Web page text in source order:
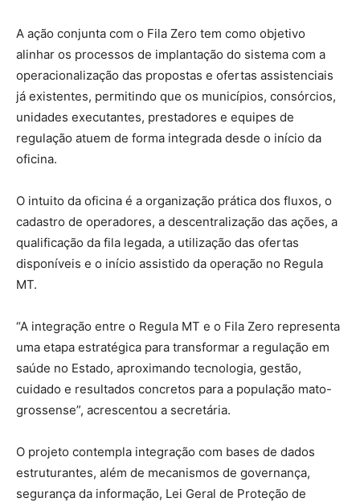
A ação conjunta com o Fila Zero tem como objetivo
alinhar os processos de implantação do sistema com a
operacionalização das propostas e ofertas assistenciais
já existentes, permitindo que os municípios, consórcios,
unidades executantes, prestadores e equipes de
regulação atuem de forma integrada desde o início da
oficina.
O intuito da oficina é a organização prática dos fluxos, o
cadastro de operadores, a descentralização das ações, a
qualificação da fila legada, a utilização das ofertas
disponíveis e o início assistido da operação no Regula
MT.
“A integração entre o Regula MT e o Fila Zero representa
uma etapa estratégica para transformar a regulação em
saúde no Estado, aproximando tecnologia, gestão,
cuidado e resultados concretos para a população mato-
grossense”, acrescentou a secretária.
O projeto contempla integração com bases de dados
estruturantes, além de mecanismos de governança,
segurança da informação, Lei Geral de Proteção de